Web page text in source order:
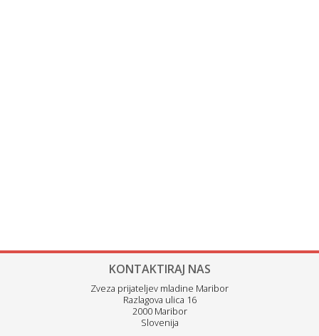
KONTAKTIRAJ NAS
Zveza prijateljev mladine Maribor
Razlagova ulica 16
2000 Maribor
Slovenija